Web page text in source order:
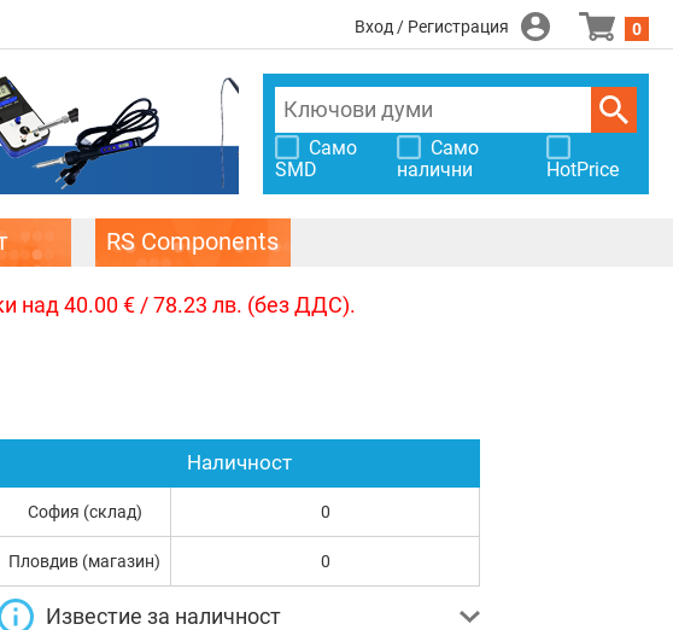
Вход / Регистрация 0
Само
SMD
Само
налични
HotPrice
RS Components
над 40.00 € / 78.23 лв. (без ДДС).
Наличност
София (склад) 0
Пловдив (магазин) 0
Известие за наличност